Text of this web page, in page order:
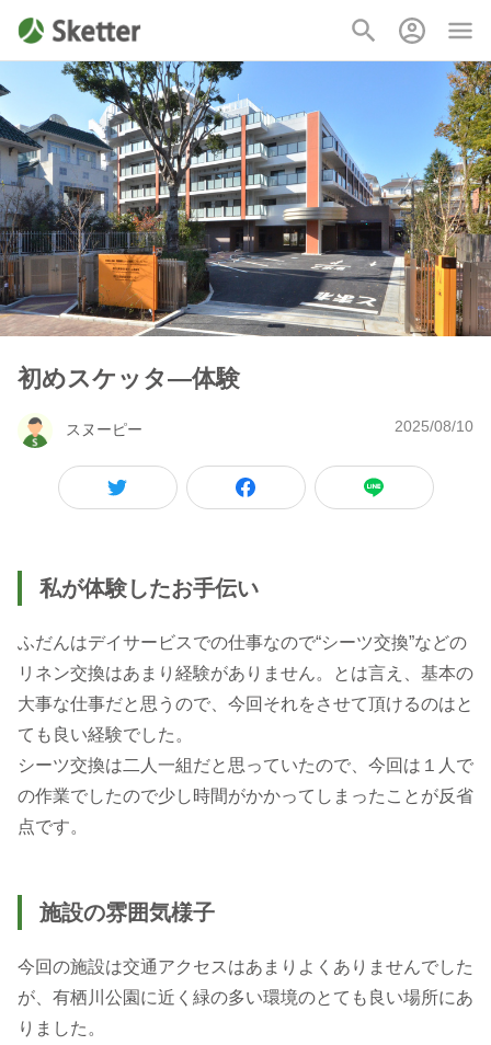
初めスケッタ―体験
スヌーピー 2025/08/10
私が体験したお手伝い
ふだんはデイサービスでの仕事なので“シーツ交換”などの
リネン交換はあまり経験がありません。とは言え、基本の
大事な仕事だと思うので、今回それをさせて頂けるのはと
ても良い経験でした。
シーツ交換は二人一組だと思っていたので、今回は１人で
の作業でしたので少し時間がかかってしまったことが反省
施設の雰囲気様子
今回の施設は交通アクセスはあまりよくありませんでした
が、有栖川公園に近く緑の多い環境のとても良い場所にあ
りました。